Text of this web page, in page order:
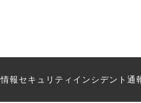
情報セキュリティインシデント通